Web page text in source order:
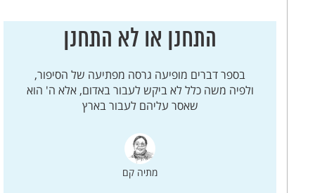
התחנן או לא התחנן
בספר דברים מופיעה גרסה מפתיעה של הסיפור,
ולפיה משה כלל לא ביקש לעבור באדום, אלא ה' הוא
שאסר עליהם לעבור בארץ
מתיה קם